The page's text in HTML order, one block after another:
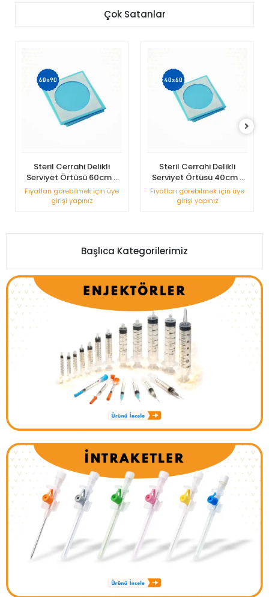
Çok Satanlar
Steril Cerrahi Delikli
Serviyet Örtüsü 60cm x
90cm
Fiyatları görebilmek için üye
girişi yapınız
Steril Cerrahi Delikli
Serviyet Örtüsü 40cm x
60cm
Fiyatları görebilmek için üye
girişi yapınız
Başlıca Kategorilerimiz